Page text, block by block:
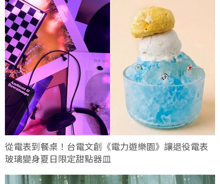
從電表到餐桌！台電文創《電力遊樂園》讓退役電表
玻璃變身夏日限定甜點器皿